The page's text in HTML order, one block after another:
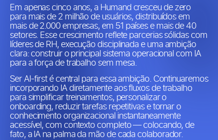
Em apenas cinco anos, a Humand cresceu de zero
para mais de 2 milhão de usuários, distribuídos em
mais de 2.000 empresas, em 51 países e mais de 40
setores. Esse crescimento reflete parcerias sólidas com
líderes de RH, execução disciplinada e uma ambição
clara: construir o principal sistema operacional com IA
para a força de trabalho sem mesa.
Ser AI-first é central para essa ambição. Continuaremos
incorporando IA diretamente aos fluxos de trabalho
para simplificar treinamentos, personalizar o
onboarding, reduzir tarefas repetitivas e tornar o
conhecimento organizacional instantaneamente
acessível, com contexto completo — colocando, de
fato, a IA na palma da mão de cada colaborador.